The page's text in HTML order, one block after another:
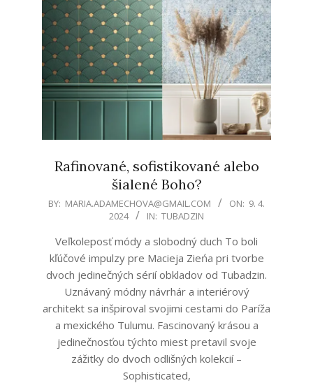
Rafinované, sofistikované alebo
šialené Boho?
2024-
BY: MARIA.ADAMECHOVA@GMAIL.COM ON: 9. 4.
2024
IN: TUBADZIN
Veľkoleposť módy a slobodný duch To boli
kľúčové impulzy pre Macieja Zieńa pri tvorbe
dvoch jedinečných sérií obkladov od Tubadzin.
Uznávaný módny návrhár a interiérový
architekt sa inšpiroval svojimi cestami do Paríža
a mexického Tulumu. Fascinovaný krásou a
jedinečnosťou týchto miest pretavil svoje
zážitky do dvoch odlišných kolekcií –
Sophisticated,